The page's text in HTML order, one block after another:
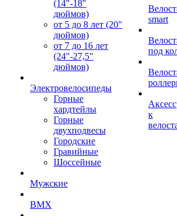
(14"-18"
дюймов)
от 5 до 8 лет (20"
дюймов)
от 7 до 16 лет
(24"-27,5"
дюймов)
Электровелосипеды
Горные
хардтейлы
Горные
двухподвесы
Городские
Гравийные
Шоссейные
Мужские
BMX
smart
под
к